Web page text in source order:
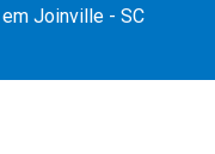
Joinville - SC